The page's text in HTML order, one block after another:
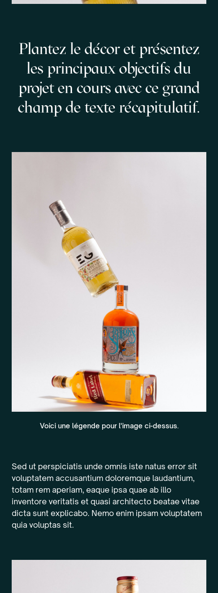
Plantez le décor et présentez
les principaux objectifs du
projet en cours avec ce grand
champ de texte récapitulatif.
Voici une légende pour l'image ci-dessus.
Sed ut perspiciatis unde omnis iste natus error sit
voluptatem accusantium doloremque laudantium,
totam rem aperiam, eaque ipsa quae ab illo
inventore veritatis et quasi architecto beatae vitae
dicta sunt explicabo. Nemo enim ipsam voluptatem
quia voluptas sit.